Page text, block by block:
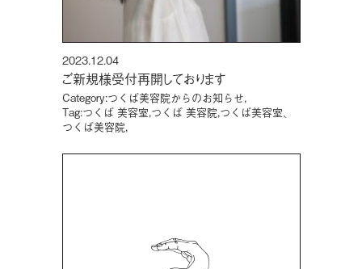
2023.12.04
ご新規様受付再開しております
Category:つくば美容院からのお知らせ,
Tag:つくば 美容室,つくば 美容院,つくば美容室、
つくば美容院,